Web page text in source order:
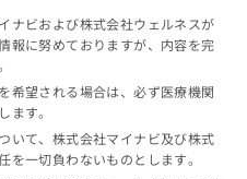
ナビおよび株式会社ウェルネスが
報に努めておりますが、内容を完
希望される場合は、必ず医療機関
ます。
いて、株式会社マイナビ及び株式
一切負わないものとします。